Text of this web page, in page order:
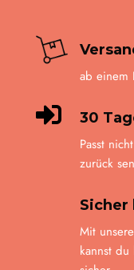
ab einem

30
Passt
zurück
Sicher
Mit
kannst